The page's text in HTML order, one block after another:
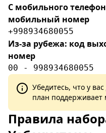
С мобильного
мобильный номер
+998934680055
Из-за рубежа: код
номер
00 - 998934680055
Убедитесь, что у
план поддерживает
Правила